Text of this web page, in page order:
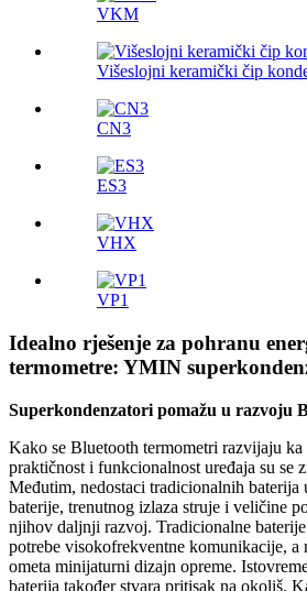
VKM
Višeslojni keramički čip
CN3
ES3
VHX
VP1
Idealno rješenje za pohranu
termometre: YMIN
Superkondenzatori pomažu u razvoju
Kako se Bluetooth termometri razvijaju
praktičnost i funkcionalnost uređaja su se
Međutim, nedostaci tradicionalnih baterija
baterije, trenutnog izlaza struje i veličine
njihov daljnji razvoj. Tradicionalne
potrebe visokofrekventne komunikacije,
ometa minijaturni dizajn opreme.
baterija također stvara pritisak na okoliš.